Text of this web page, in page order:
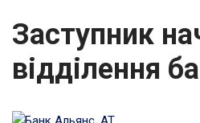
Заступник
відділення